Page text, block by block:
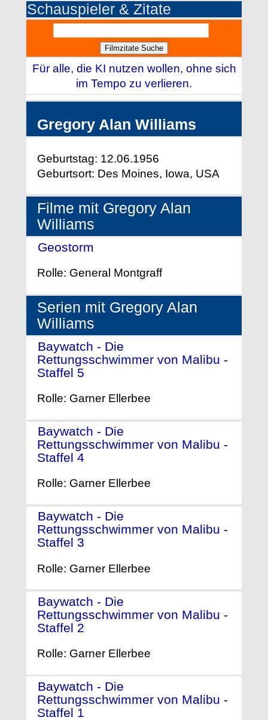
Schauspieler & Zitate
Für alle, die KI nutzen wollen, ohne sich
im Tempo zu verlieren.
Gregory Alan Williams
Geburtstag: 12.06.1956
Geburtsort: Des Moines, Iowa, USA
Filme mit Gregory Alan
Williams
Geostorm
Rolle: General Montgraff
Serien mit Gregory Alan
Williams
Baywatch - Die
Rettungsschwimmer von Malibu -
Staffel 5
Rolle: Garner Ellerbee
Baywatch - Die
Rettungsschwimmer von Malibu -
Staffel 4
Rolle: Garner Ellerbee
Baywatch - Die
Rettungsschwimmer von Malibu -
Staffel 3
Rolle: Garner Ellerbee
Baywatch - Die
Rettungsschwimmer von Malibu -
Staffel 2
Rolle: Garner Ellerbee
Baywatch - Die
Rettungsschwimmer von Malibu -
Staffel 1